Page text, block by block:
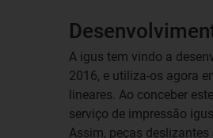
A igus tem vindo a
2016, e utiliza-os agora
lineares. Ao conceber
serviço de impressão
Assim, peças